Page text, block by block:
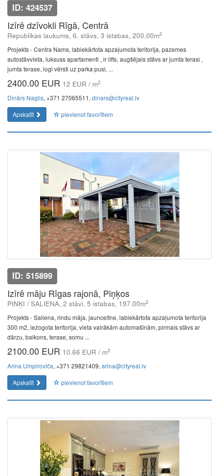
ID: 424537
Izīrē dzīvokli Rīgā, Centrā
Republikas laukums, 6. stāvs, 3 istabas, 200.00m2
Projekts - Centra Nams, labiekārtota apzaļumota teritorija, pazemes
autostāvvieta, luksuss apartamenti , ir lifts, augšējais stāvs ar jumta terasi ,
jumta terase, logi vērsti uz parka pusi, ...
2400.00 EUR 12 EUR / m2
Dinārs Naglis, +371 27065511, dinars@cityreal.lv
Apskatīt
pievienot favorītiem
ID: 515899
Izīrē māju Rīgas rajonā, Piņķos
PINĶI / SALIENA, 2 stāvi, 5 istabas, 197.00m2
Projekts - Saliena, rindu māja, jaunceltne, labiekārtota apzaļumota teritorija
300 m2, iežogota teritorija, vieta vairākām automašīnām, pirmais stāvs ar
dārzu, balkons, terase, somu ...
2100.00 EUR 10.66 EUR / m2
Arina Umpiroviča, +371 29821409, arina@cityreal.lv
Apskatīt
pievienot favorītiem